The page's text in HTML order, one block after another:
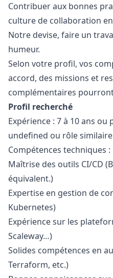
Contribuer aux bonnes
culture de collaboration
Notre devise, faire un
humeur.
Selon votre profil, vos
accord, des missions et
complémentaires
Profil recherché
Expérience : 7 à 10 ans
undefined ou rôle similaire
Compétences techniques :
Maîtrise des outils CI/CD
équivalent.)
Expertise en gestion de
Kubernetes)
Expérience sur les
Scaleway…)
Solides compétences en
Terraform, etc.)